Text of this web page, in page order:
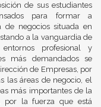
de sus estudiantes
para formar a
de negocios situada en
a la vanguardia de
profesional y
más demandados se
de Empresas, por
las áreas de negocio, el
más importantes de la
por la fuerza que está